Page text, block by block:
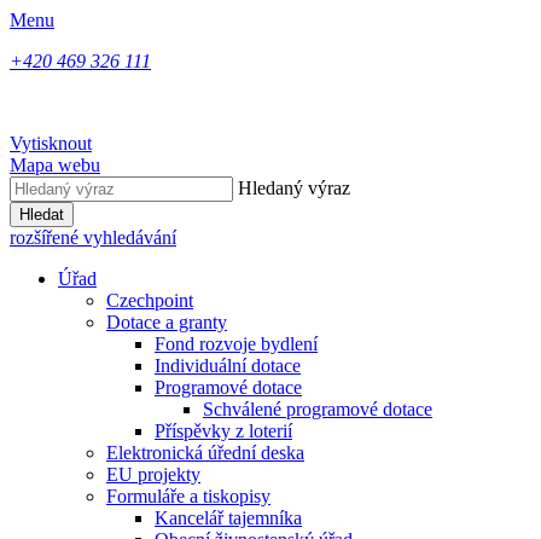
Menu
+420 469 326 111
Vytisknout
Mapa webu
Hledaný výraz
Hledat
rozšířené vyhledávání
Úřad
Czechpoint
Dotace a granty
Fond rozvoje bydlení
Individuální dotace
Programové dotace
Schválené programové dotace
Příspěvky z loterií
Elektronická úřední deska
EU projekty
Formuláře a tiskopisy
Kancelář tajemníka